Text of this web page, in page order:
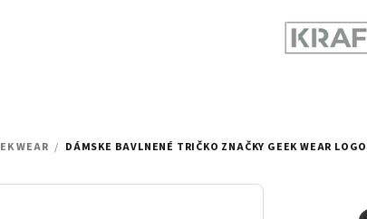
WEAR / DÁMSKE BAVLNENÉ TRIČKO ZNAČKY GEEK WEAR